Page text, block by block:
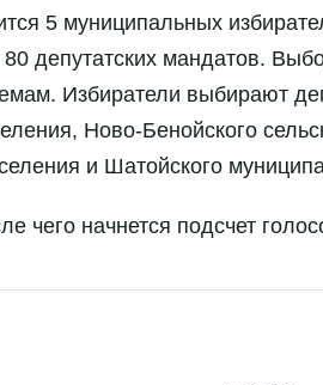
5 муниципальных
депутатских мандатов.
Избиратели выбирают
Ново-Бенойского
и Шатойского
чего начнется подсчет